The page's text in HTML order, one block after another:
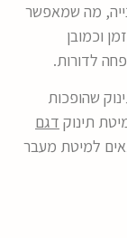
מה שמאפשר
וכמובן
לדורות.
שהופכות
תינוק דגם
למיטת מעבר